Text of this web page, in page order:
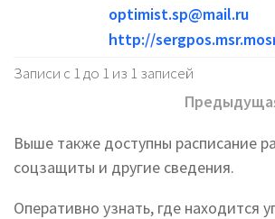
optimist.sp@mail.ru
http://
Записи с 1 до 1 из 1 записей
Выше также доступны расписание
соцзащиты и другие сведения.
Оперативно узнать, где находится